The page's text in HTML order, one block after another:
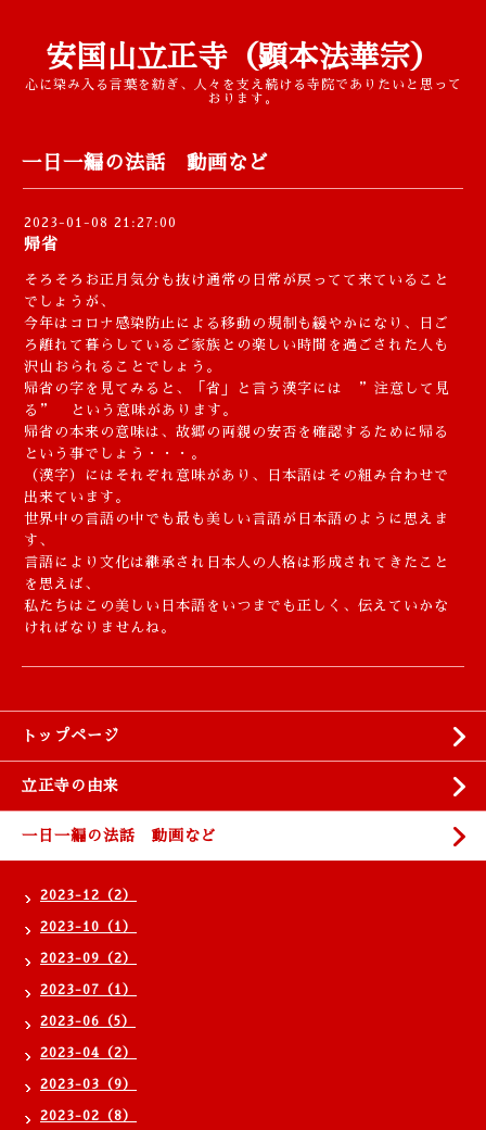
安国山立正寺（顕本法華宗）
心に染み入る言葉を紡ぎ、人々を支え続ける寺院でありたいと思って
おります。
一日一編の法話 動画など
2023-01-08 21:27:00
帰省
そろそろお正月気分も抜け通常の日常が戻ってて来ていること
でしょうが、
今年はコロナ感染防止による移動の規制も緩やかになり、日ご
ろ離れて暮らしているご家族との楽しい時間を過ごされた人も
沢山おられることでしょう。
帰省の字を見てみると、「省」と言う漢字には ”注意して見
る” という意味があります。
帰省の本来の意味は、故郷の両親の安否を確認するために帰る
という事でしょう・・・。
（漢字）にはそれぞれ意味があり、日本語はその組み合わせで
出来ています。
世界中の言語の中でも最も美しい言語が日本語のように思えま
す、
言語により文化は継承され日本人の人格は形成されてきたこと
を思えば、
私たちはこの美しい日本語をいつまでも正しく、伝えていかな
ければなりませんね。
トップページ
立正寺の由来
一日一編の法話 動画など
2023-12（2）
2023-10（1）
2023-09（2）
2023-07（1）
2023-06（5）
2023-04（2）
2023-03（9）
2023-02（8）